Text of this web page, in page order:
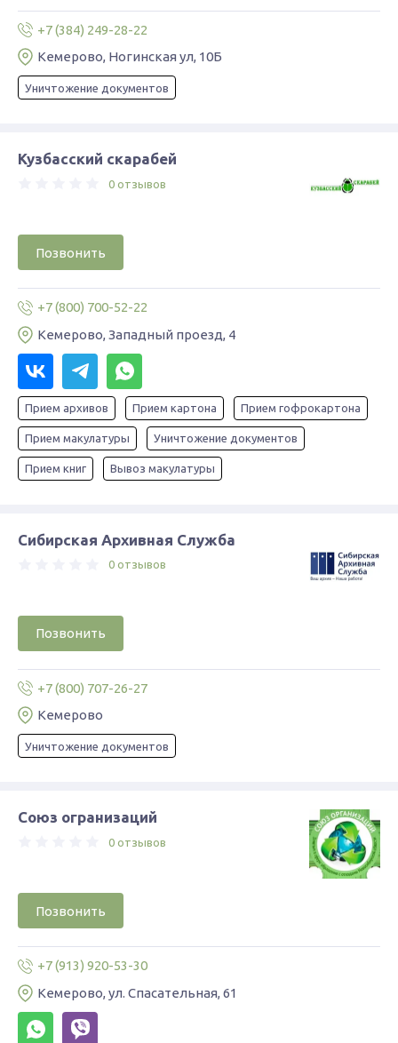
+7 (384) 249-28-22
Кемерово, Ногинская ул, 10Б
Уничтожение документов
Кузбасский скарабей
0 отзывов
Позвонить
+7 (800) 700-52-22
Кемерово, ​Западный проезд, 4
Прием архивов Прием картона Прием гофрокартона
Прием макулатуры Уничтожение документов
Прием книг Вывоз макулатуры
Сибирская Архивная Служба
0 отзывов
Позвонить
+7 (800) 707-26-27
Кемерово
Уничтожение документов
Союз огранизаций
0 отзывов
Позвонить
+7 (913) 920-53-30
Кемерово, ул. Спасательная, 61